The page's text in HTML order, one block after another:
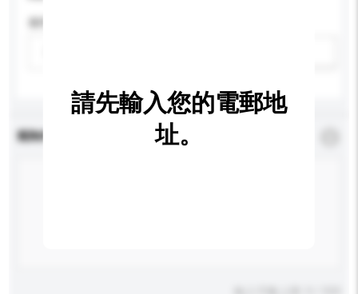
查詢內容
請先輸入您的電郵地
址。